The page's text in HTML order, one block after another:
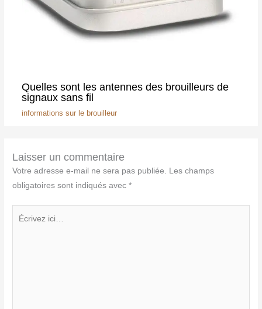
Quelles sont les antennes des brouilleurs de
signaux sans fil
informations sur le brouilleur
Laisser un commentaire
Votre adresse e-mail ne sera pas publiée. Les champs
obligatoires sont indiqués avec*
Écrivez